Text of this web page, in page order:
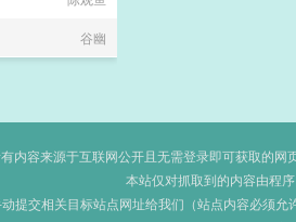
谷幽
内容来源于互联网公开且无需登录即可获取的
本站仅对抓取到的内容由程
提交相关目标站点网址给我们（站点内容必须